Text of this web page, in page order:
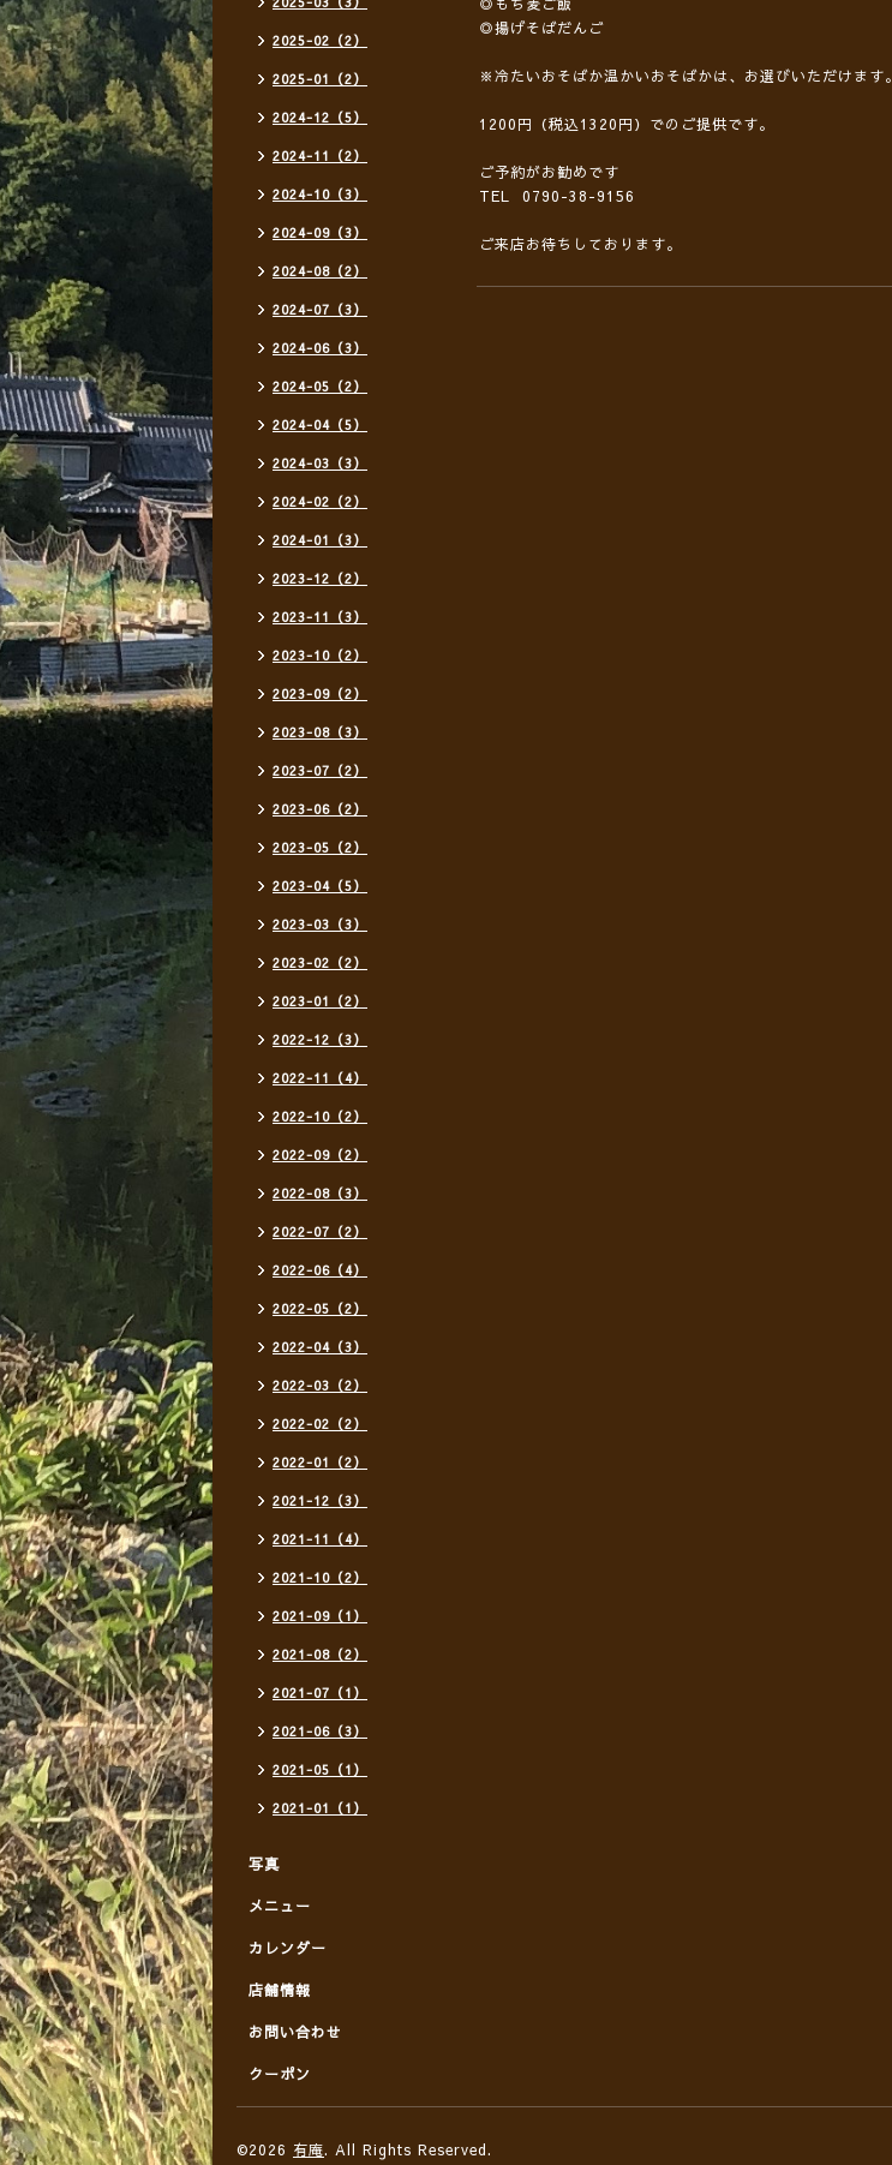
◎揚げそばだんご
※冷たいおそばか温かいおそばかは、お選びいただけます。
1200円（税込1320円）でのご提供です。
ご予約がお勧めです
TEL 0790-38-9156
ご来店お待ちしております。
2025-02（2）
2025-01（2）
2024-12（5）
2024-11（2）
2024-10（3）
2024-09（3）
2024-08（2）
2024-07（3）
2024-06（3）
2024-05（2）
2024-04（5）
2024-03（3）
2024-02（2）
2024-01（3）
2023-12（2）
2023-11（3）
2023-10（2）
2023-09（2）
2023-08（3）
2023-07（2）
2023-06（2）
2023-05（2）
2023-04（5）
2023-03（3）
2023-02（2）
2023-01（2）
2022-12（3）
2022-11（4）
2022-10（2）
2022-09（2）
2022-08（3）
2022-07（2）
2022-06（4）
2022-05（2）
2022-04（3）
2022-03（2）
2022-02（2）
2022-01（2）
2021-12（3）
2021-11（4）
2021-10（2）
2021-09（1）
2021-08（2）
2021-07（1）
2021-06（3）
2021-05（1）
2021-01（1）
写真
メニュー
カレンダー
店舗情報
お問い合わせ
クーポン
©2026 有庵. All Rights Reserved.